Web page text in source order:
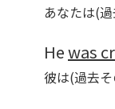
あなたは(
Hewas
彼は(過去そ